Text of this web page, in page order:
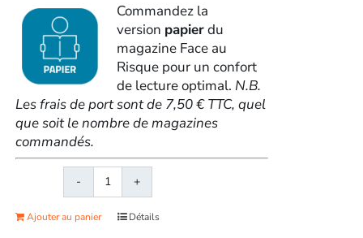
Commandez la
version papierdu
magazine Face au
Risque pour un confort
de lecture optimal. N.B.
Les frais de port sont de 7,50 € TTC, quel
que soit le nombre de magazines
commandés.
quantité
de
Face
Ajouter au panier Détails